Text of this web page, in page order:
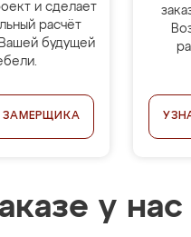
и сделает
расчёт
будущей
ЗАМЕРЩИКА
у нас